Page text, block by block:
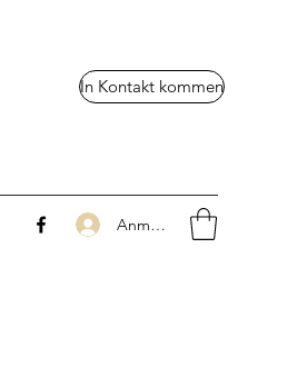
In Kontakt kommen
Anmelden